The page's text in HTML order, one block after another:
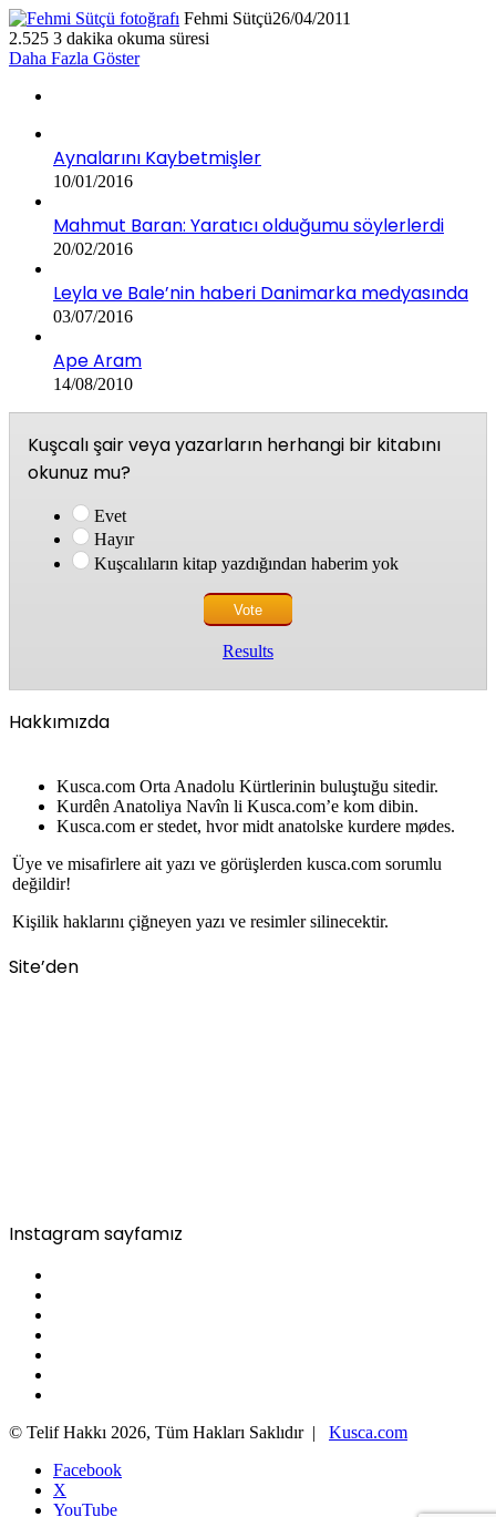
Fehmi Sütçü26/04/2011
2.525 3 dakika okuma süresi
Daha Fazla Göster
Aynalarını Kaybetmişler
10/01/2016
Mahmut Baran: Yaratıcı olduğumu söylerlerdi
20/02/2016
Leyla ve Bale’nin haberi Danimarka medyasında
03/07/2016
Ape Aram
14/08/2010
Kuşcalı şair veya yazarların herhangi bir kitabını
okunuz mu?
Evet
Hayır
Kuşcalıların kitap yazdığından haberim yok
Results
Hakkımızda
Kusca.com Orta Anadolu Kürtlerinin buluştuğu sitedir.
Kurdên Anatoliya Navîn li Kusca.com’e kom dibin.
Kusca.com er stedet, hvor midt anatolske kurdere mødes.
Üye ve misafirlere ait yazı ve görüşlerden kusca.com sorumlu
değildir!
Kişilik haklarını çiğneyen yazı ve resimler silinecektir.
Site’den
Instagram sayfamız
© Telif Hakkı 2026, Tüm Hakları Saklıdır | Kusca.com
Facebook
X
YouTube